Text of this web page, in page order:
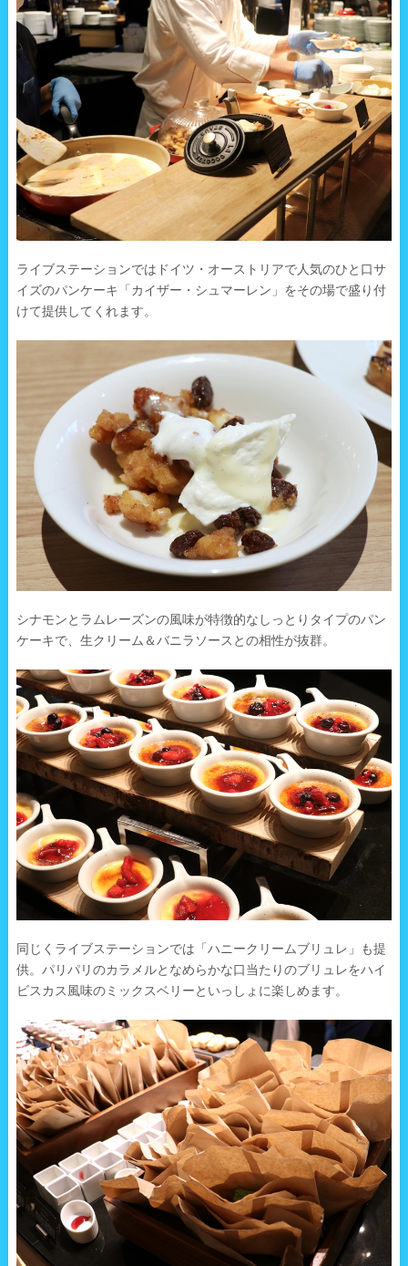
ライブステーションではドイツ・オーストリアで人気のひと口サ
イズのパンケーキ「カイザー・シュマーレン」をその場で盛り付
けて提供してくれます。
シナモンとラムレーズンの風味が特徴的なしっとりタイプのパン
ケーキで、生クリーム＆バニラソースとの相性が抜群。
同じくライブステーションでは「ハニークリームブリュレ」も提
供。パリパリのカラメルとなめらかな口当たりのブリュレをハイ
ビスカス風味のミックスベリーといっしょに楽しめます。